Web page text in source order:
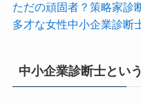
ただの頑固者？策略家診
多才な女性中小企業診断
中小企業診断士とい